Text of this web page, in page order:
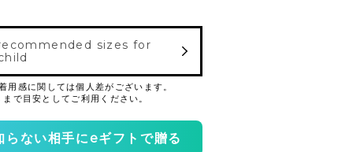
sizes for
らない相手にeギフトで贈る